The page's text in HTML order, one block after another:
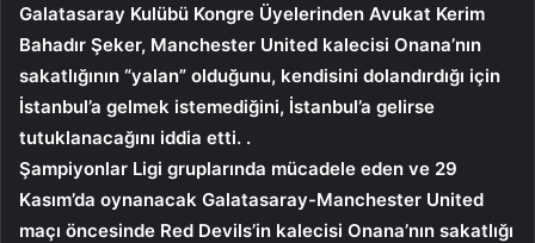
Galatasaray Kulübü Kongre Üyelerinden Avukat Kerim
Bahadır Şeker, Manchester United kalecisi Onana’nın
sakatlığının “yalan” olduğunu, kendisini dolandırdığı için
İstanbul’a gelmek istemediğini, İstanbul’a gelirse
tutuklanacağını iddia etti. .
Şampiyonlar Ligi gruplarında mücadele eden ve 29
Kasım’da oynanacak Galatasaray-Manchester United
maçı öncesinde Red Devils’in kalecisi Onana’nın sakatlığı